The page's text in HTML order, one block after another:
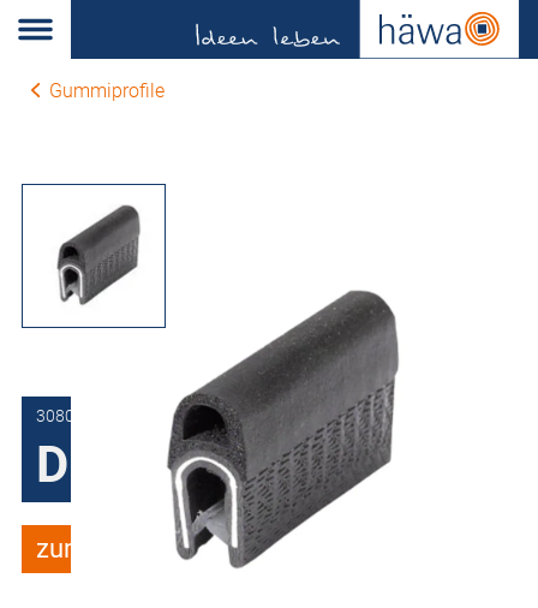
Gummiprofile
3080-0069-77-00
Dichtungsprofil
zum Merkzettel hinzufügen